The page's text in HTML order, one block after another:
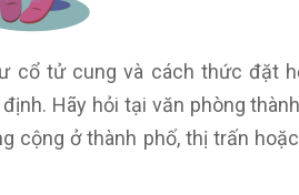
cổ tử cung và cách thức đặt
Hãy hỏi tại văn phòng
cộng ở thành phố, thị trấn